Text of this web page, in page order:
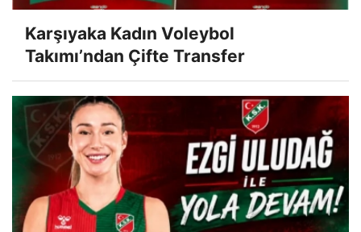
Karşıyaka Kadın Voleybol
Takımı’ndan Çifte Transfer